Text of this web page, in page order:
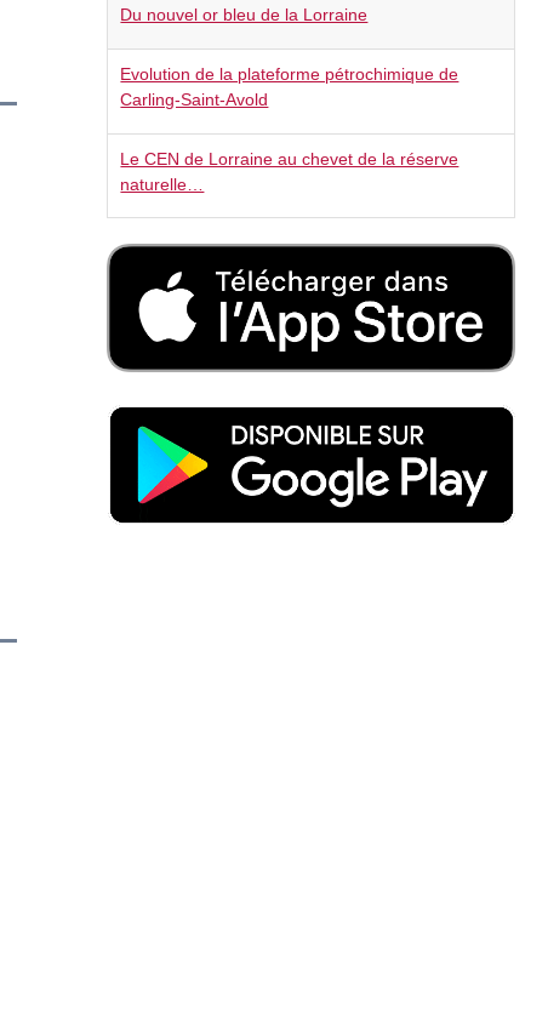
Du nouvel or bleu de la Lorraine
Evolution de la plateforme pétrochimique de
Carling-Saint-Avold
Le CEN de Lorraine au chevet de la réserve
naturelle…